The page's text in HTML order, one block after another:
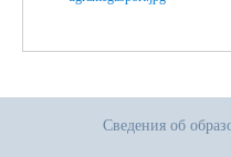
Сведения об